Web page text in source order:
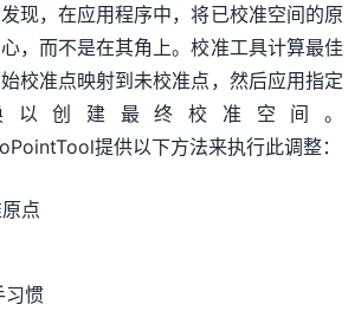
现，在应用程序中，将已校准空间的原
，而不是在其角上。校准工具计算最佳
校准点映射到未校准点，然后应用指定
以创建最终校准空间。
提供以下方法来执行此调整：
点
习惯